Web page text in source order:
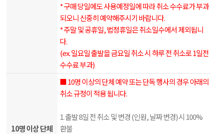
* 구매 당일에도 사용예정일에 따라 취소 수수료가 부과
되오니 신중히 예약해주시기 바랍니다.
* 주말 및 공휴일, 법정휴일은 취소일수에서 제외됩니
다.
(ex. 일요일 출발을 금요일 취소 시 하루 전 취소로 1일전
수수료 부과)
10명 이상 단체
■ 10명 이상의 단체 예약 또는 단독 행사의 경우 아래의
취소 규정이 적용 됩니다.
1. 출발 8일 전 취소 및 변경 (인원, 날짜 변경) 시 100%
환불